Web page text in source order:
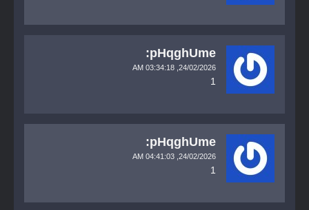
pHqghUme:
24/02/2026,
03:34:18 AM
1
pHqghUme:
24/02/2026,
04:41:03 AM
1